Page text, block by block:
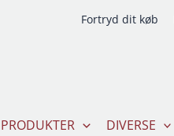
Fortryd dit køb
DIVERSE